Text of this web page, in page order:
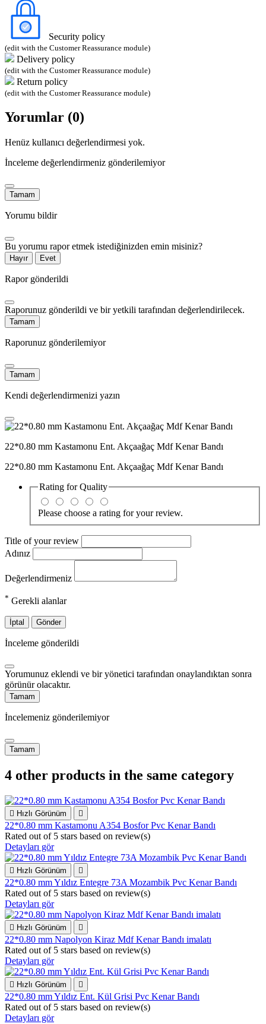
Security policy
(edit with the Customer Reassurance module)
Delivery policy
(edit with the Customer Reassurance module)
Return policy
(edit with the Customer Reassurance module)
Yorumlar (0)
Henüz kullanıcı değerlendirmesi yok.
İnceleme değerlendirmeniz gönderilemiyor
Tamam
Yorumu bildir
Bu yorumu rapor etmek istediğinizden emin misiniz?
Hayır Evet
Rapor gönderildi
Raporunuz gönderildi ve bir yetkili tarafından değerlendirilecek.
Tamam
Raporunuz gönderilemiyor
Tamam
Kendi değerlendirmenizi yazın
22*0.80 mm Kastamonu Ent. Akçaağaç Mdf Kenar Bandı
22*0.80 mm Kastamonu Ent. Akçaağaç Mdf Kenar Bandı
Rating forQuality
Please choose a rating for your review.
Title of your review
Adınız
Değerlendirmeniz
* Gerekli alanlar
İptal Gönder
İnceleme gönderildi
Yorumunuz eklendi ve bir yönetici tarafından onaylandıktan sonra
görünür olacaktır.
Tamam
İncelemeniz gönderilemiyor
Tamam
4 other products in the same category
 Hızlı Görünüm 
22*0.80 mm Kastamonu A354 Bosfor Pvc Kenar Bandı
Rated out of 5 stars based on review(s)
Detayları gör
 Hızlı Görünüm 
22*0.80 mm Yıldız Entegre 73A Mozambik Pvc Kenar Bandı
Rated out of 5 stars based on review(s)
Detayları gör
 Hızlı Görünüm 
22*0.80 mm Napolyon Kiraz Mdf Kenar Bandı imalatı
Rated out of 5 stars based on review(s)
Detayları gör
 Hızlı Görünüm 
22*0.80 mm Yıldız Ent. Kül Grisi Pvc Kenar Bandı
Rated out of 5 stars based on review(s)
Detayları gör